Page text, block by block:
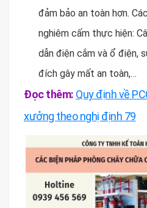
đảm bảo an toàn hơn.
nghiêm cấm thực hiện:
dẫn điện cắm và ổ điện,
đích gây mất an toàn,…
Đọc thêm: Quy định về
xưởng theo nghị định 79